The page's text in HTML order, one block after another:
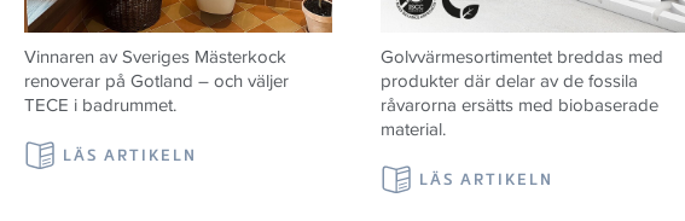
Vinnaren av Sveriges Mästerkock
renoverar på Gotland – och väljer
TECE i badrummet.
LÄS ARTIKELN
Golvvärmesortimentet breddas med
produkter där delar av de fossila
råvarorna ersätts med biobaserade
material.
LÄS ARTIKELN